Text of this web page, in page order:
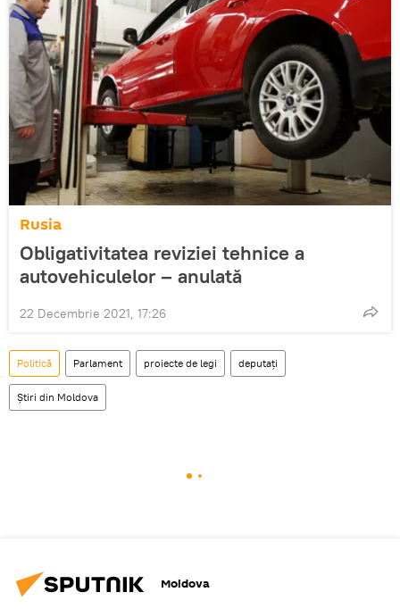
Rusia
Obligativitatea reviziei tehnice a
autovehiculelor – anulată
22 Decembrie 2021, 17:26
Politică Parlament proiecte de legi deputați
Știri din Moldova
Moldova